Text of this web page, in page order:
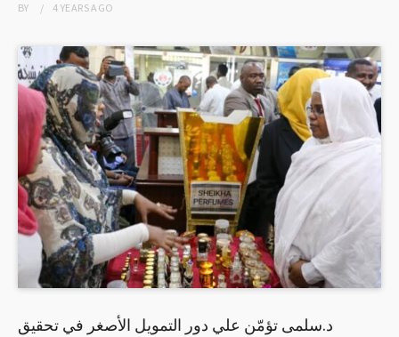
BY 4 YEARSAGO
د.سلمى تؤمّن علي دور التمويل الأصغر في تحقيق